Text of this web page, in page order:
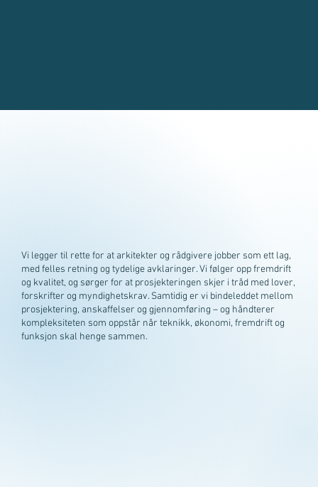
Vi legger til rette for at arkitekter og rådgivere jobber som ett lag,
med felles retning og tydelige avklaringer. Vi følger opp fremdrift
og kvalitet, og sørger for at prosjekteringen skjer i tråd med lover,
forskrifter og myndighetskrav. Samtidig er vi bindeleddet mellom
prosjektering, anskaffelser og gjennomføring – og håndterer
kompleksiteten som oppstår når teknikk, økonomi, fremdrift og
funksjon skal henge sammen.